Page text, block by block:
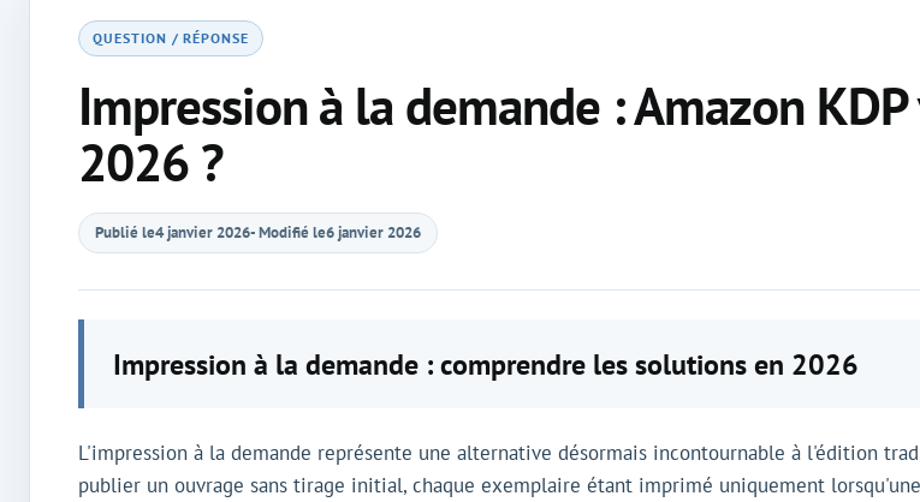
QUESTION / RÉPONSE
Impression à la demande : Amazon
2026 ?
Publié le4 janvier 2026- Modifié le6 janvier 2026
Impression à la demande : comprendre les solutions en 2026
L'impression à la demande représente une alternative désormais incontournable à l'édition
publier un ouvrage sans tirage initial, chaque exemplaire étant imprimé uniquement